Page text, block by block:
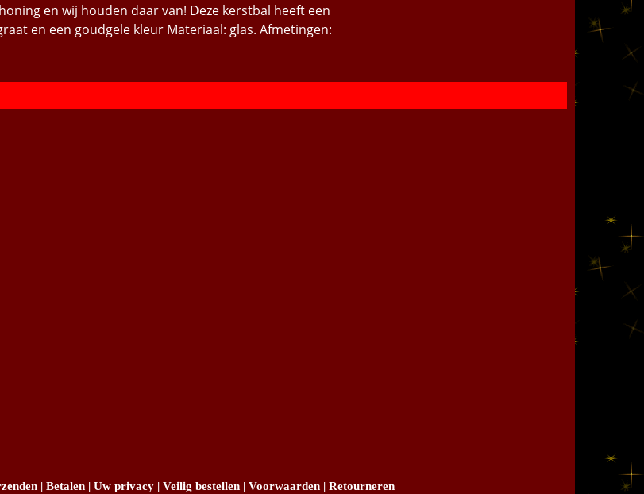
en wij houden daar van! Deze kerstbal heeft een
en een goudgele kleur Materiaal: glas. Afmetingen:
| Betalen | Uw privacy | Veilig bestellen | Voorwaarden | Retourneren